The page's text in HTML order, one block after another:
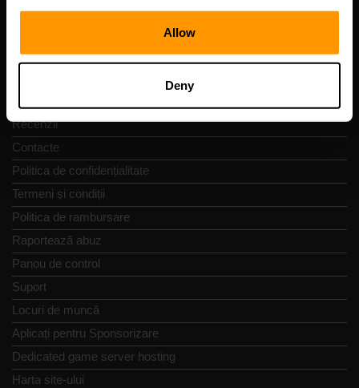
Allow
Deny
Recenzii
Contacte
Politica de confidențialitate
Termeni și condiții
Politica de rambursare
Raportează abuz
Panou de control
Suport
Locuri de muncă
Aplicați pentru Sponsorizare
Dedicated game server hosting
Harta site-ului